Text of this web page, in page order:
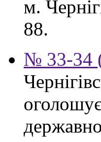
м.
88.
№ 33-34